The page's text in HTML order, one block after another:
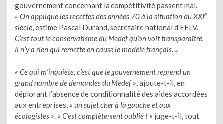
gouvernement concernant la compétitivité passent mal.
« On applique les recettes des années 70 à la situation du XXIe
siècle, estime Pascal Durand, secrétaire national d’EELV.
C’est tout le conservatisme du Medef qu’on voit transparaître.
Il n’y a rien qui remette en cause le modèle français. »
« Ce qui m’inquiète, c’est que le gouvernement reprend un
grand nombre de demandes du Medef » , ajoute-t-il, en
déplorant l’absence de conditionnalité des aides accordées
aux entreprises, « un sujet cher à la gauche et aux
écologistes » « C’est complètement oublié ! » juge-t-il, tout